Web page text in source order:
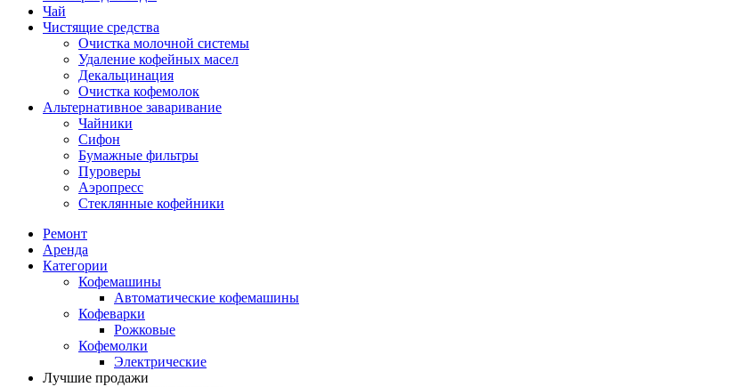
Чай
Чистящие средства
Очистка молочной системы
Удаление кофейных масел
Декальцинация
Очистка кофемолок
Альтернативное заваривание
Чайники
Сифон
Бумажные фильтры
Пуроверы
Аэропресс
Стеклянные кофейники
Ремонт
Аренда
Категории
Кофемашины
Автоматические кофемашины
Кофеварки
Рожковые
Кофемолки
Электрические
Лучшие продажи